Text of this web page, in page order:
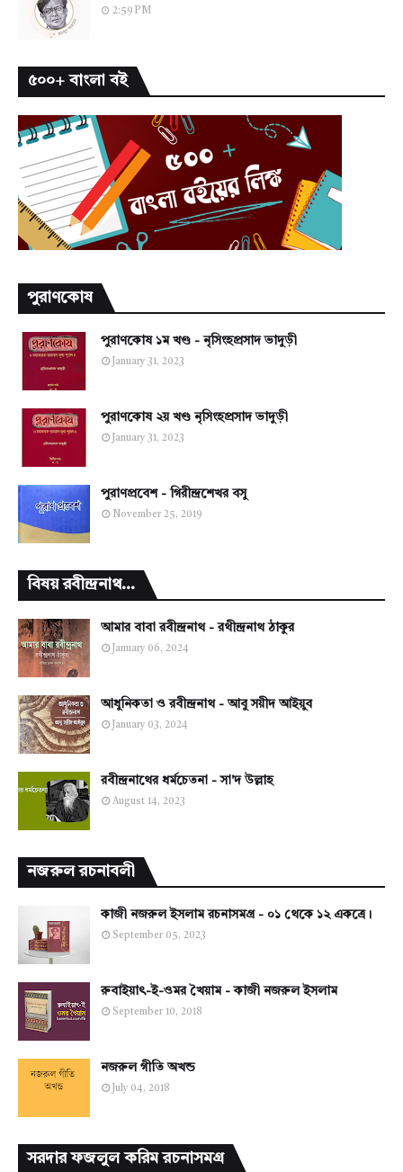
2:59 PM
৫০০+ বাংলা বই
পুরাণকোষ
পুরাণকোষ ১ম খণ্ড - নৃসিংহপ্রসাদ ভাদুড়ী
January 31, 2023
পুরাণকোষ ২য় খণ্ড নৃসিংহপ্রসাদ ভাদুড়ী
January 31, 2023
পুরাণপ্রবেশ - গিরীন্দ্রশেখর বসু
November 25, 2019
বিষয় রবীন্দ্রনাথ...
আমার বাবা রবীন্দ্রনাথ - রথীন্দ্রনাথ ঠাকুর
January 06, 2024
আধুনিকতা ও রবীন্দ্রনাথ - আবু সয়ীদ আইয়ুব
January 03, 2024
রবীন্দ্রনাথের ধর্মচেতনা - সা'দ উল্লাহ
August 14, 2023
নজরুল রচনাবলী
কাজী নজরুল ইসলাম রচনাসমগ্র - ০১ থেকে ১২ একত্রে।
September 05, 2023
রুবাইয়াৎ-ই-ওমর খৈয়াম - কাজী নজরুল ইসলাম
September 10, 2018
নজরুল গীতি অখন্ড
July 04, 2018
সরদার ফজলুল করিম রচনাসমগ্র